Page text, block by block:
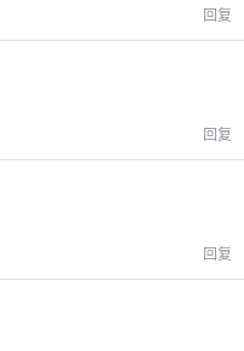
回复
回复
回复